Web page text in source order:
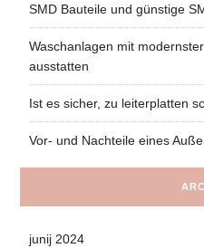
SMD Bauteile und günstige
Waschanlagen mit
ausstatten
Ist es sicher, zu leiterplatten
Vor- und Nachteile eines
junij 2024